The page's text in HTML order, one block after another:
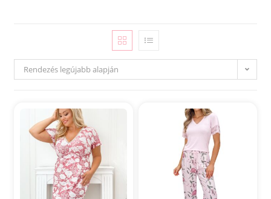
Rendezés legújabb alapján